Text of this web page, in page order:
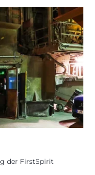
der FirstSpirit